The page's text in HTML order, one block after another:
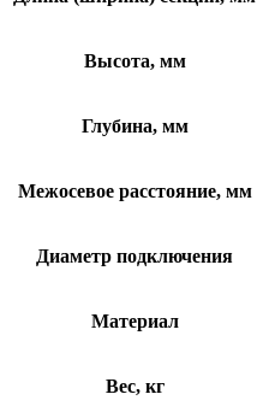
Высота, мм
Глубина, мм
Межосевое расстояние, мм
Диаметр подключения
Материал
Вес, кг